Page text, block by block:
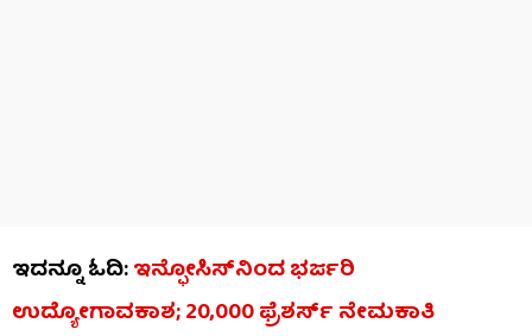
ಇದನ್ನೂ ಓದಿ:ಇನ್ಫೋಸಿಸ್‌ನಿಂದ ಭರ್ಜರಿ
ಉದ್ಯೋಗಾವಕಾಶ; 20,000 ಫ್ರೆಶರ್ಸ್‌ ನೇಮಕಾತಿ